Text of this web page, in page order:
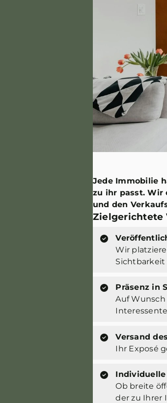
Jede Immobilie
zu ihr passt. Wir
und den
Zielgerichtete
Wir
Sichtbarkeit
Präsenz in
Auf
Versand
Ihr Exposé
Ob breite
der zu Ihrer